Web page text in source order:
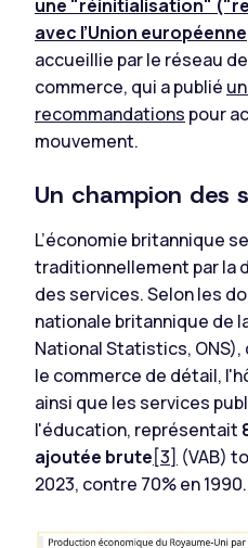
une "réinitialisation"
avec l’Union européenne
accueillie par le réseau
commerce, qui a publié
recommandations pour
mouvement.
Un champion des
L’économie britannique
traditionnellement par la
des services. Selon les
nationale britannique de
National Statistics,
le commerce de détail,
ainsi que les services
l'éducation, représentait
ajoutée brute[3] (VAB)
2023, contre 70% en 1990.